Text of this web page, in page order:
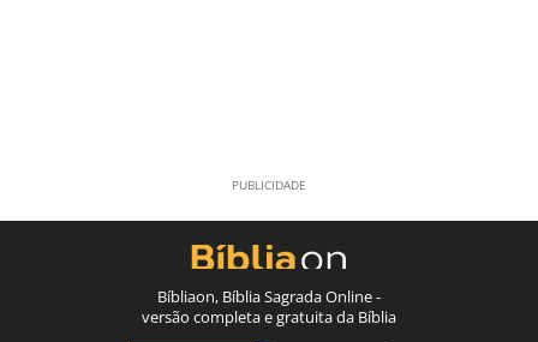
Bíbliaon, Bíblia Sagrada Online -
versão completa e gratuita da Bíblia